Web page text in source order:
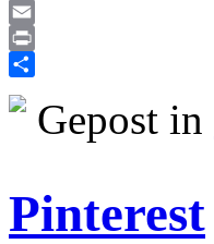
Reddit
Email
Print
Gepost in
Pinterest